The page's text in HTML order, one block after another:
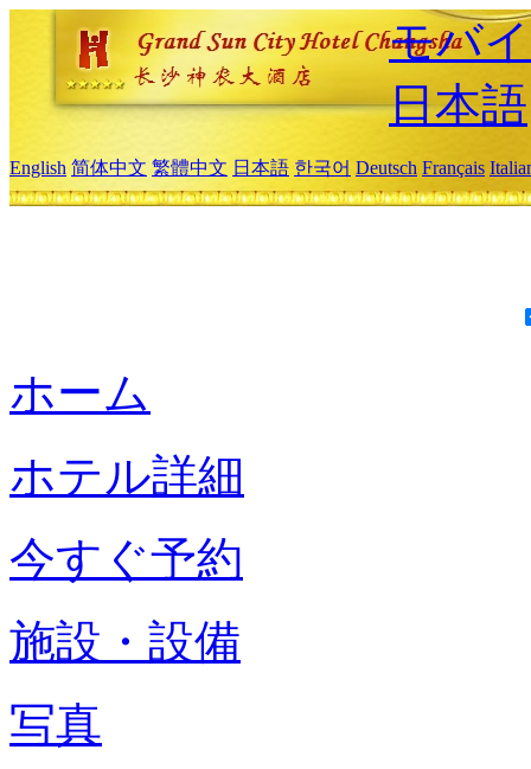
モバ
日本語
English 简体中文 繁體中文 日本語 한국어 Deutsch Français
ホーム
ホテル詳細
今すぐ予約
施設・設備
写真